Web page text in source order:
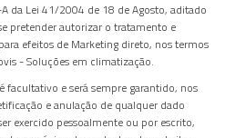
da Lei 41/2004 de 18 de Agosto, aditado
pretender autorizar o tratamento e
efeitos de Marketing direto, nos termos
- Soluções em climatização.
facultativo e será sempre garantido, nos
e anulação de qualquer dado
exercido pessoalmente ou por escrito,